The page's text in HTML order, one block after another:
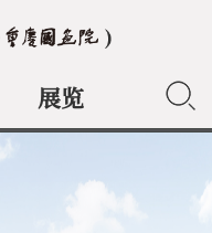
展览 典藏